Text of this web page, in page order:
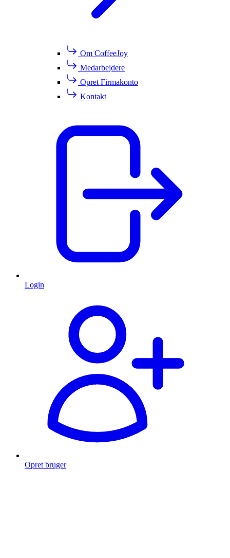
Om CoffeeJoy
Medarbejdere
Opret Firmakonto
Kontakt
Login
Opret bruger